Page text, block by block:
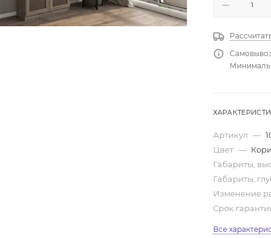
Артикул —
Цвет —
Габариты,
Габариты,
Изменение
Срок
Все